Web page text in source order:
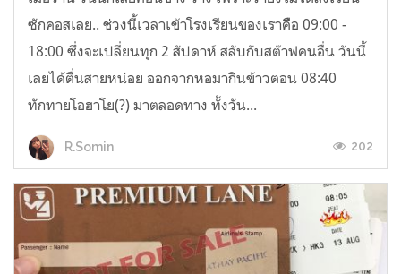
ซักคอสเลย.. ช่วงนี้เวลาเข้าโรงเรียนของเราคืือ 09:00 -
18:00 ซึ่งจะเปลี่ยนทุก 2 สัปดาห์ สลับกับสต๊าฟคนอื่น วันนี้
เลยได้ตื่นสายหน่อย ออกจากหอมากินข้าวตอน 08:40
ทักทายโอฮาโย(?) มาตลอดทาง ทั้งวัน...
R.Somin 202